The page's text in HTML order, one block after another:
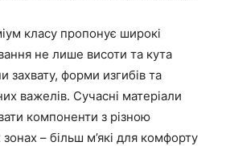
класу пропонує широкі
не лише висоти та кута
захвату, форми изгибів та
важелів. Сучасні матеріали
компоненти з різною
– більш м’які для комфорту